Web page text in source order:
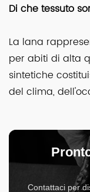
Di che tessuto
La lana
per abiti di alta
sintetiche
del clima,
Contattaci per